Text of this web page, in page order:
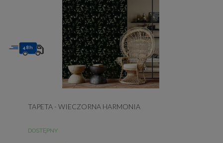
TAPETA - WIECZORNA HARMONIA
DOSTĘPNY
48h